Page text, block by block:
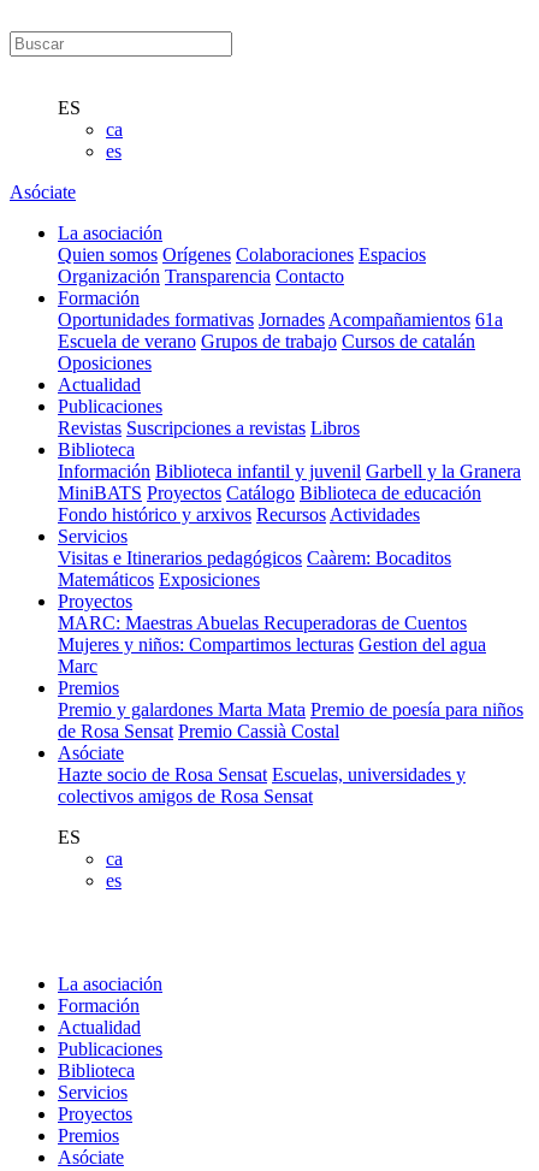
ES
ca
es
Asóciate
La asociación
Quien somos Orígenes Colaboraciones Espacios
Organización Transparencia Contacto
Formación
Oportunidades formativas Jornades Acompañamientos 61a
Escuela de verano Grupos de trabajo Cursos de catalán
Oposiciones
Actualidad
Publicaciones
Revistas Suscripciones a revistas Libros
Biblioteca
Información Biblioteca infantil y juvenil Garbell y la Granera
MiniBATS Proyectos Catálogo Biblioteca de educación
Fondo histórico y arxivos Recursos Actividades
Servicios
Visitas e Itinerarios pedagógicos Caàrem: Bocaditos
Matemáticos Exposiciones
Proyectos
MARC: Maestras Abuelas Recuperadoras de Cuentos
Mujeres y niños: Compartimos lecturas Gestion del agua
Marc
Premios
Premio y galardones Marta Mata Premio de poesía para niños
de Rosa Sensat Premio Cassià Costal
Asóciate
Hazte socio de Rosa Sensat Escuelas, universidades y
colectivos amigos de Rosa Sensat
ES
ca
es
La asociación
Formación
Actualidad
Publicaciones
Biblioteca
Servicios
Proyectos
Premios
Asóciate